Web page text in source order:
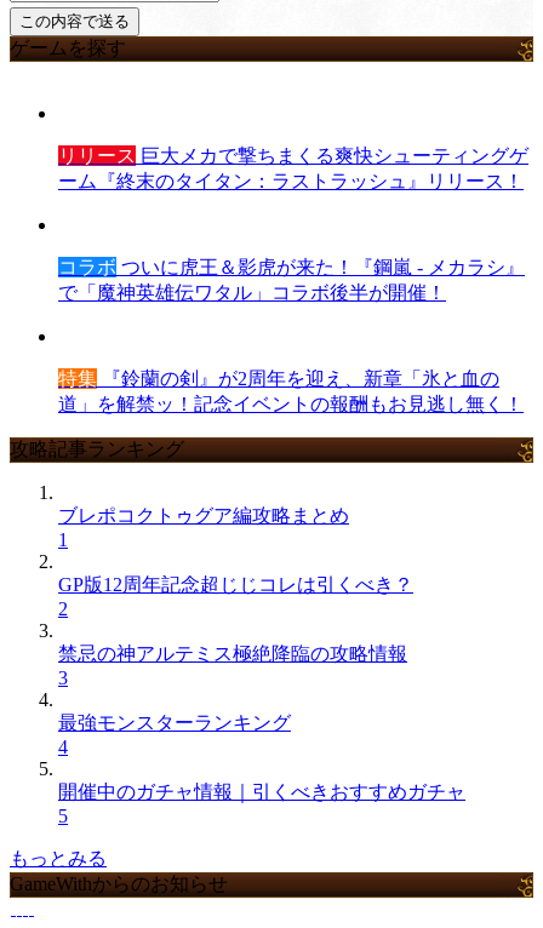
ゲームを探す
リリース 巨大メカで撃ちまくる爽快シューティングゲ
ーム『終末のタイタン：ラストラッシュ』リリース！
コラボ ついに虎王＆影虎が来た！『鋼嵐 - メカラシ』
で「魔神英雄伝ワタル」コラボ後半が開催！
特集 『鈴蘭の剣』が2周年を迎え、新章「氷と血の
道」を解禁ッ！記念イベントの報酬もお見逃し無く！
攻略記事ランキング
ブレポコクトゥグア編攻略まとめ
1
GP版12周年記念超じじコレは引くべき？
2
禁忌の神アルテミス極絶降臨の攻略情報
3
最強モンスターランキング
4
開催中のガチャ情報｜引くべきおすすめガチャ
5
もっとみる
GameWithからのお知らせ